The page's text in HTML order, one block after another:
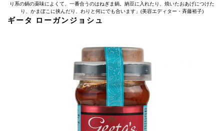
り系の鍋の薬味によくて、一番合うのはねぎま鍋。納豆に入れたり、焼いたおあげにつけた
り、かまぼこに挟んだり、わりと何にでも合います」(美容エディター・斉藤裕子)
ギータ ローガンジョシュ